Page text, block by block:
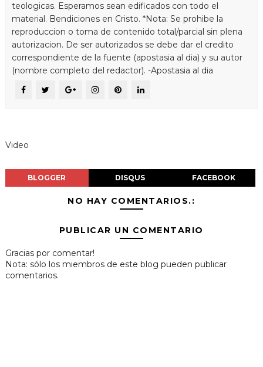
teologicas. Esperamos sean edificados con todo el
material. Bendiciones en Cristo. *Nota: Se prohibe la
reproduccion o toma de contenido total/parcial sin plena
autorizacion. De ser autorizados se debe dar el credito
correspondiente de la fuente (apostasia al dia) y su autor
(nombre completo del redactor). -Apostasia al dia
Video
BLOGGER DISQUS FACEBOOK
NO HAY COMENTARIOS.:
PUBLICAR UN COMENTARIO
Gracias por comentar!
Nota: sólo los miembros de este blog pueden publicar
comentarios.